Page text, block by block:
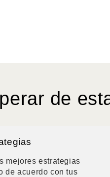
de
mejores estrategias
de acuerdo con tus